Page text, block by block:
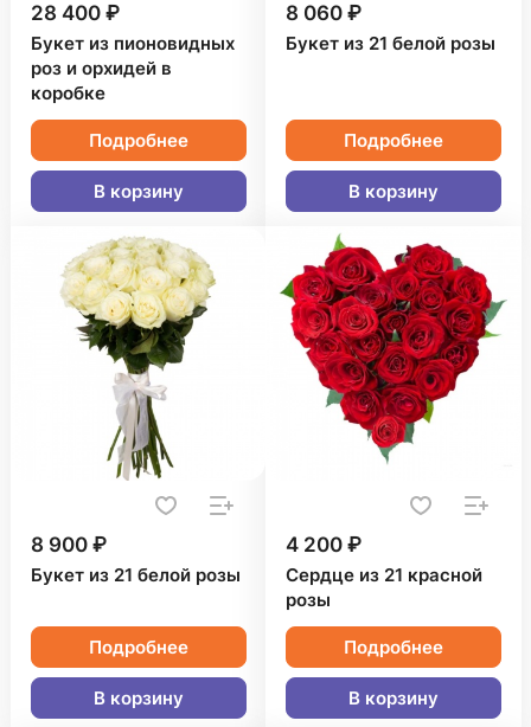
28 400 ₽
Букет из пионовидных
роз и орхидей в
коробке
Подробнее
В корзину
8 060 ₽
Букет из 21 белой розы
Подробнее
В корзину
8 900 ₽
Букет из 21 белой розы
Подробнее
В корзину
4 200 ₽
Сердце из 21 красной
розы
Подробнее
В корзину